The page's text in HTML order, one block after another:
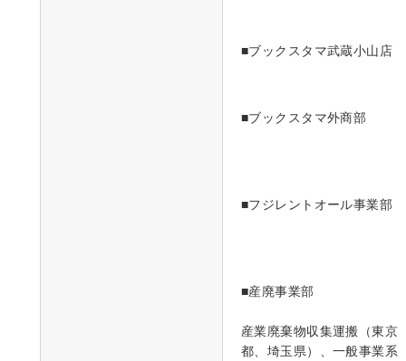
■ブックスタマ武蔵小山店
■ブックスタマ外商部
■フジレントオール事業部
■産廃事業部
産業廃棄物収集運搬（東京
都、埼玉県）、一般事業系